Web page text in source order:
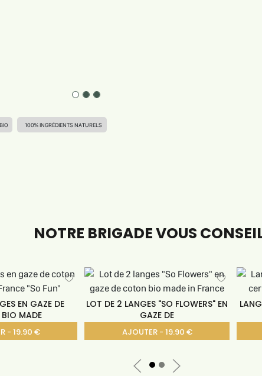
BIO 100% INGRÉDIENTS NATURELS
NOTRE BRIGADE VOUS
EN GAZE DE
MADE
- 19.90 €
LOT DE 2 LANGES "SO FLOWERS" EN
GAZE DE
AJOUTER - 19.90 €